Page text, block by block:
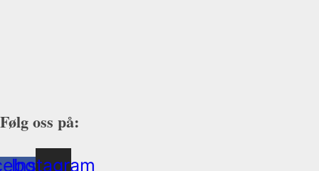
Følg oss på:
Instagram